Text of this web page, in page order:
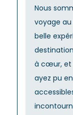
Nous
voyage
belle
à cœur, et
ayez pu